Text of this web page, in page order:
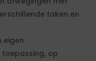
taken en
eigen
toepassing, op